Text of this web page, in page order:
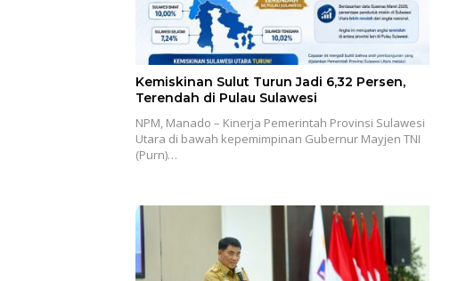
Kemiskinan Sulut Turun Jadi 6,32 Persen,
Terendah di Pulau Sulawesi
NPM, Manado – Kinerja Pemerintah Provinsi Sulawesi
Utara di bawah kepemimpinan Gubernur Mayjen TNI
(Purn)…